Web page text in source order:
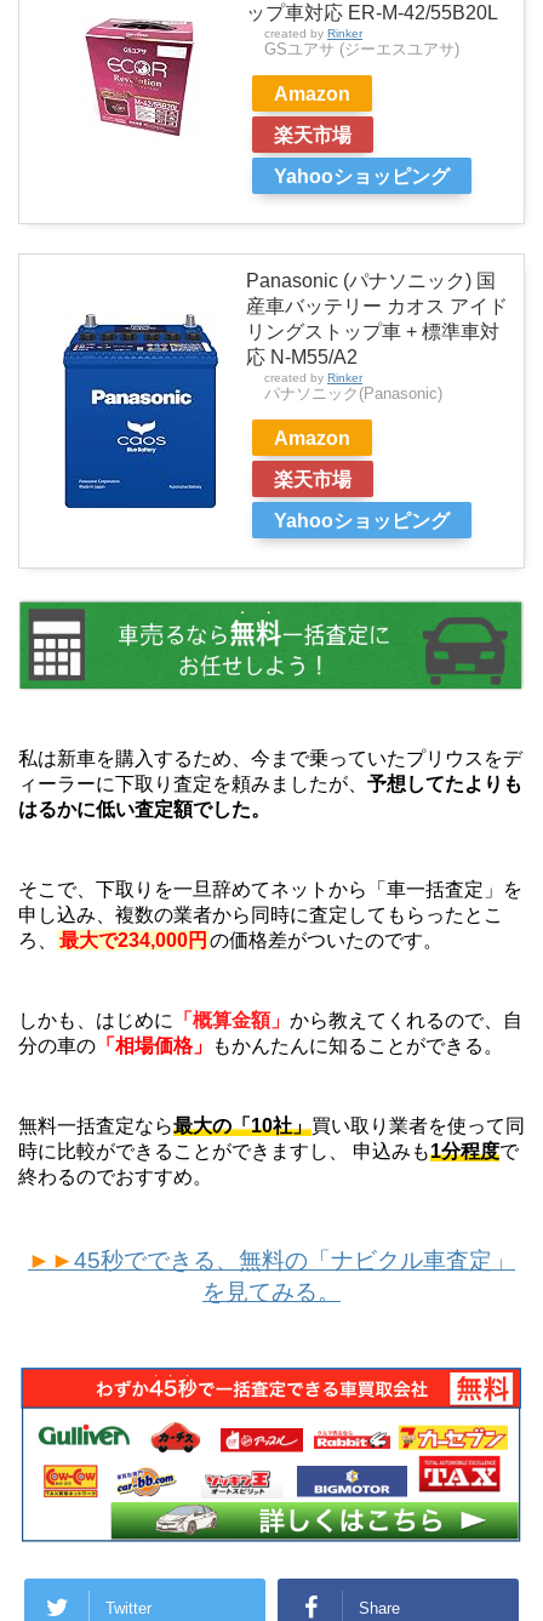
ップ車対応 ER-M-42/55B20L
created by Rinker
GSユアサ (ジーエスユアサ)
Amazon
楽天市場
Yahooショッピング
Panasonic (パナソニック) 国
産車バッテリー カオス アイド
リングストップ車 + 標準車対
応 N-M55/A2
created by Rinker
パナソニック(Panasonic)
Amazon
楽天市場
Yahooショッピング
私は新車を購入するため、今まで乗っていたプリウスをデ
ィーラーに下取り査定を頼みましたが、 予想してたよりも
はるかに低い査定額でした。
そこで、下取りを一旦辞めてネットから「車一括査定」を
申し込み、複数の業者から同時に査定してもらったとこ
ろ、
最大で234,000円 の価格差がついたのです。
しかも、はじめに 「概算金額」 から教えてくれるので、自
分の車の 「相場価格」 もかんたんに知ることができる。
無料一括査定なら最大の「10社」買い取り業者を使って同
時に比較ができることができますし、 申込みも1分程度で
終わるのでおすすめ。
►►45秒でできる、無料の「ナビクル車査定」
を見てみる。
Twitter Share